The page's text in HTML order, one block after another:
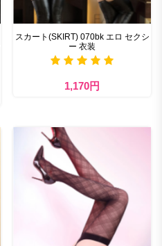
スカート(SKIRT) 070bk エロ セクシ
ー 衣装
1,170円